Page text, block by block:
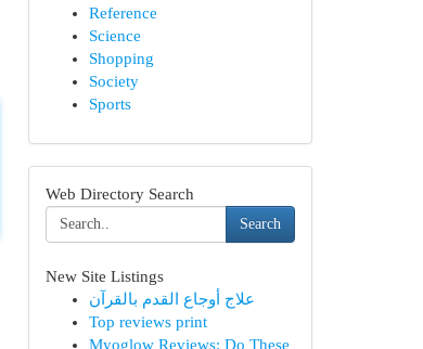
Reference
Science
Shopping
Society
Sports
Web Directory Search
Search
New Site Listings
علاج أوجاع القدم بالقرآن
Top reviews print
Myoglow Reviews: Do These